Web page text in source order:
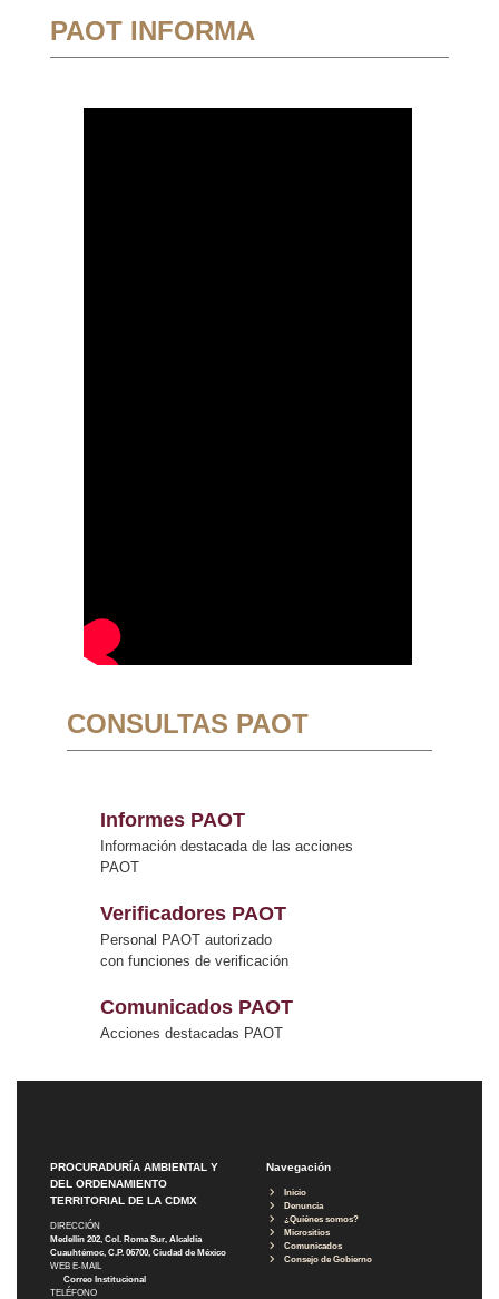
PAOT INFORMA
CONSULTAS PAOT
Informes PAOT
Información destacada de las acciones
PAOT
Verificadores PAOT
Personal PAOT autorizado
con funciones de verificación
Comunicados PAOT
Acciones destacadas PAOT
PROCURADURÍA AMBIENTAL Y
DEL ORDENAMIENTO
TERRITORIAL DE LA CDMX
DIRECCIÓN
Medellín 202, Col. Roma Sur, Alcaldía
Cuauhtémoc, C.P. 06700, Ciudad de México
WEB E-MAIL
Correo Institucional
TELÉFONO
Navegación
Inicio
Denuncia
¿Quiénes somos?
Micrositios
Comunicados
Consejo de Gobierno